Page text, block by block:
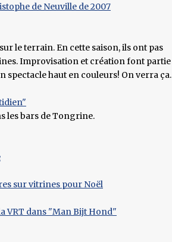
de Neuville de 2007
le terrain. En cette saison, ils ont pas
Improvisation et création font partie
spectacle haut en couleurs! On verra ça.
les bars de Tongrine.
sur vitrines pour Noël
VRT dans "Man Bijt Hond"